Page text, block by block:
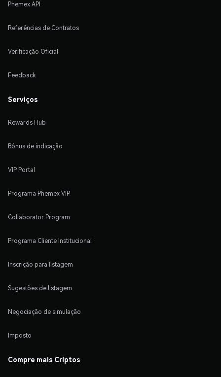
Phemex API
Referências de Contratos
Verificação Oficial
Feedback
Serviços
Rewards Hub
Bônus de indicação
VIP Portal
Programa Phemex VIP
Collaborator Program
Programa Cliente Institucional
Inscrição para listagem
Sugestões de listagem
Negociação de simulação
Imposto
Compre mais Criptos